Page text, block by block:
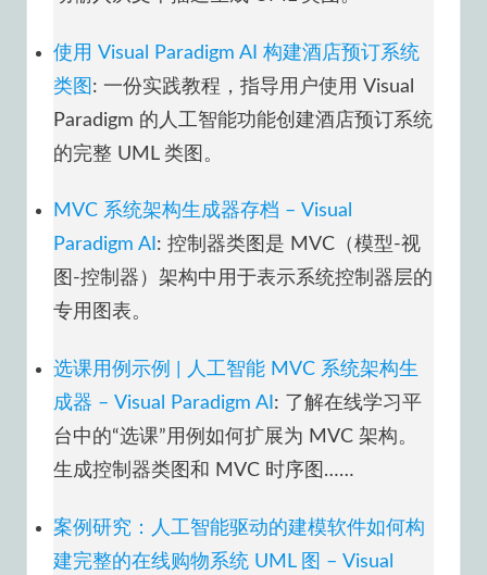
使用 Visual Paradigm AI 构建酒店预订系统
类图 : 一份实践教程，指导用户使用 Visual
Paradigm 的人工智能功能创建酒店预订系统
的完整 UML 类图。
MVC 系统架构生成器存档 – Visual
Paradigm AI : 控制器类图是 MVC（模型-视
图-控制器）架构中用于表示系统控制器层的
专用图表。
选课用例示例 | 人工智能 MVC 系统架构生
成器 – Visual Paradigm AI : 了解在线学习平
台中的“选课”用例如何扩展为 MVC 架构。
生成控制器类图和 MVC 时序图……
案例研究：人工智能驱动的建模软件如何构
建完整的在线购物系统 UML 图 – Visual